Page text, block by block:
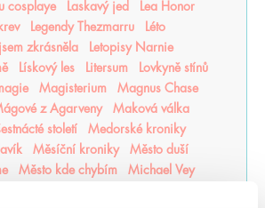
cosplaye Laskavý jed
Lea Honor
Legendy Thezmarru
Léto
zkrásněla
Letopisy Narnie
Lískový les Litersum
Lovkyně stínů
Magisterium
Magnus Chase
z Agarveny
Maková válka
století
Medorské kroniky
Měsíční kroniky
Město duší
Město kde chybím
Michael Vey